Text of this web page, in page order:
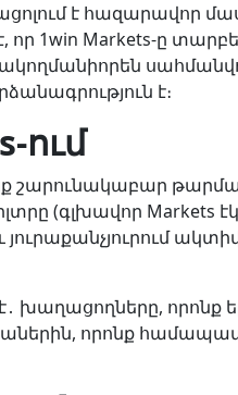
է հազարավոր
1win Markets-ը
է։
ում
շարունակաբար
(գլխավոր Markets
է․ խաղացողները, որոնք
որոնք